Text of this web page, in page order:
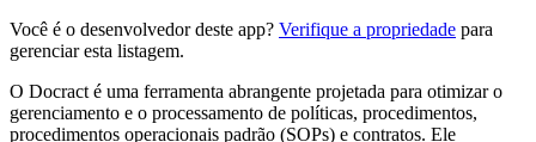
Você é o desenvolvedor deste app? Verifique a propriedade para
gerenciar esta listagem.
O Docract é uma ferramenta abrangente projetada para otimizar o
gerenciamento e o processamento de políticas, procedimentos,
procedimentos operacionais padrão (SOPs) e contratos. Ele